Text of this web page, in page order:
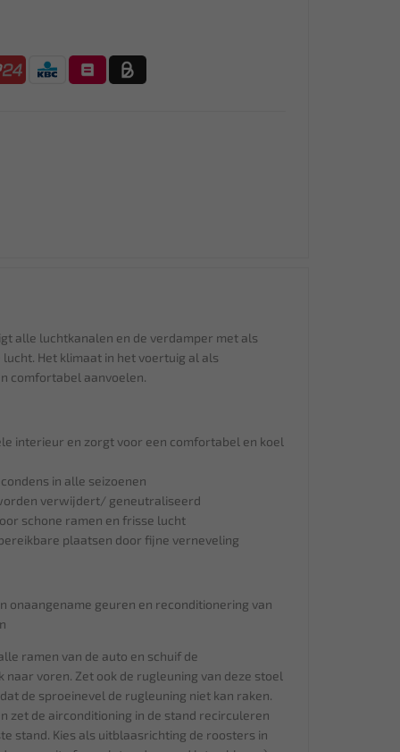
alle luchtkanalen en de verdamper met als
Het klimaat in het voertuig al als
comfortabel aanvoelen.
interieur en zorgt voor een comfortabel en koel
in alle seizoenen
verwijdert/ geneutraliseerd
schone ramen en frisse lucht
plaatsen door fijne verneveling
onaangename geuren en reconditionering van
ramen van de auto en schuif de
voren. Zet ook de rugleuning van deze stoel
de sproeinevel de rugleuning niet kan raken.
zet de airconditioning in de stand recirculeren
stand. Kies als uitblaasrichting de roosters in